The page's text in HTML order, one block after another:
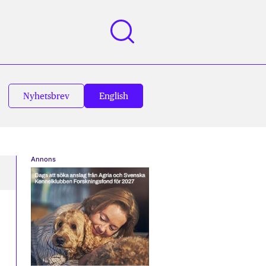
Nyhetsbrev English
Annons